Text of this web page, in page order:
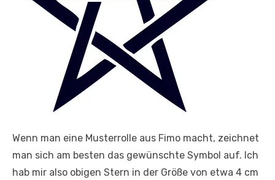
Wenn man eine Musterrolle aus Fimo macht, zeichnet
man sich am besten das gewünschte Symbol auf. Ich
hab mir also obigen Stern in der Größe von etwa 4 cm